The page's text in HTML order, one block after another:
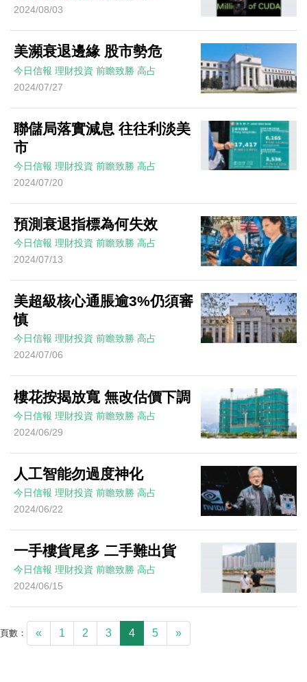
2024/08/03
美瀕衰退邊緣 股市勢危
今日信報 理財投資 前瞻致勝 高占
2024/07/27
聯儲局落實減息 往往利淡美
市
今日信報 理財投資 前瞻致勝 高占
2024/07/20
預測衰退指標為何失效
今日信報 理財投資 前瞻致勝 高占
2024/07/13
美超級核心通脹逾3%仍須審
慎
今日信報 理財投資 前瞻致勝 高占
2024/07/06
樓花按揭放寬 無改估價下調
今日信報 理財投資 前瞻致勝 高占
2024/06/29
人工智能勿過度神化
今日信報 理財投資 前瞻致勝 高占
2024/06/22
一手樓貨尾多 二手難出貨
今日信報 理財投資 前瞻致勝 高占
2024/06/15
頁數： « 1 2 3 4 5 »